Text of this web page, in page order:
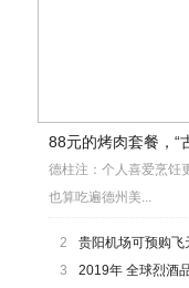
88元的烤肉套餐，“
德柱注：个人喜爱烹饪
也算吃遍德州美...
2
贵阳机场可预购
3
2019年 全球烈酒